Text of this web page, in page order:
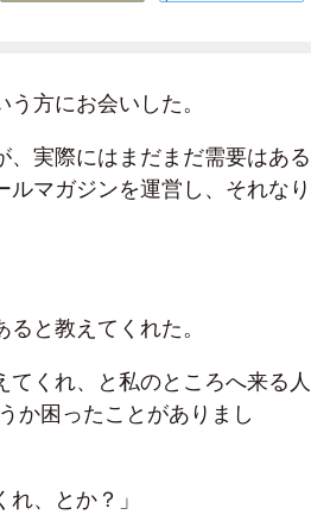
方にお会いした。
実際にはまだまだ需要はある
マガジンを運営し、それなり
と教えてくれた。
くれ、と私のところへ来る人
か困ったことがありまし
、とか？」